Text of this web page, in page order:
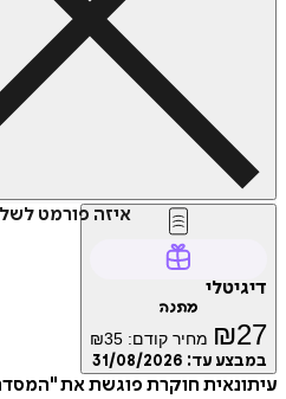
איזה פורמט לשלוח
₪ מחיר קודם: ₪35
עד:31/08/2026
חוקרת פוגשת את "המסדר",